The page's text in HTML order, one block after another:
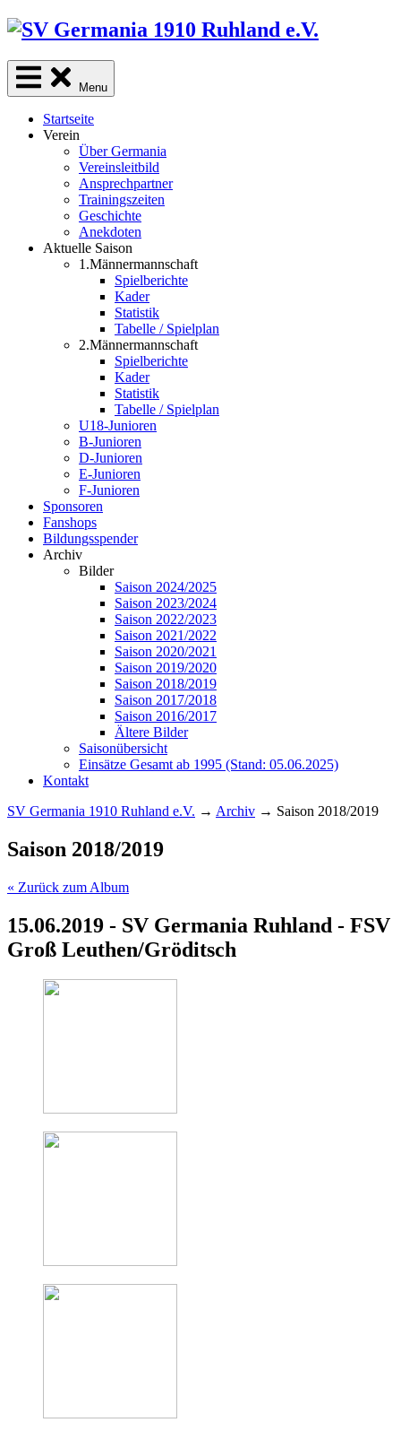
Skip
content
Menu
Startseite
Verein
Über Germania
Vereinsleitbild
Ansprechpartner
Trainingszeiten
Geschichte
Anekdoten
Aktuelle Saison
1.Männermannschaft
Spielberichte
Kader
Statistik
Tabelle / Spielplan
2.Männermannschaft
Spielberichte
Kader
Statistik
Tabelle / Spielplan
U18-Junioren
B-Junioren
D-Junioren
E-Junioren
F-Junioren
Sponsoren
Fanshops
Bildungsspender
Archiv
Bilder
Saison 2024/2025
Saison 2023/2024
Saison 2022/2023
Saison 2021/2022
Saison 2020/2021
Saison 2019/2020
Saison 2018/2019
Saison 2017/2018
Saison 2016/2017
Ältere Bilder
Saisonübersicht
Einsätze Gesamt ab 1995 (Stand: 05.06.2025)
Kontakt
SV Germania 1910 Ruhland e.V. → Archiv → Saison 2018/2019
Saison 2018/2019
« Zurück zum Album
15.06.2019 - SV Germania Ruhland - FSV
Groß Leuthen/Gröditsch